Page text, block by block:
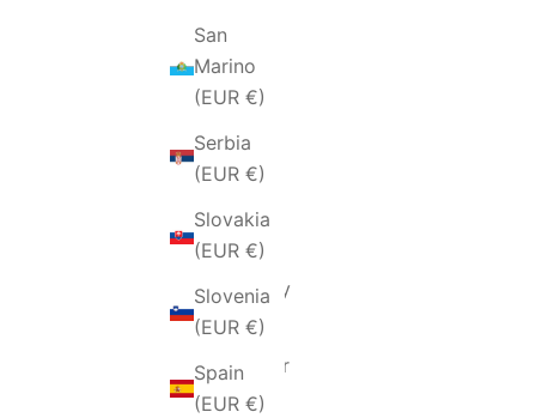
San
Marino
(EUR €)
Serbia
(EUR €)
Slovakia
(EUR €)
Slovenia
(EUR €)
Spain
(EUR €)
Estonia
(EUR €)
Finland
(EUR €)
France
(EUR €)
Germany
(EUR €)
Gibraltar
(EUR €)